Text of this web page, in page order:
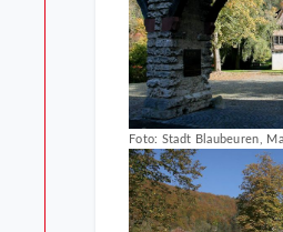
Foto: Stadt Blaubeuren,